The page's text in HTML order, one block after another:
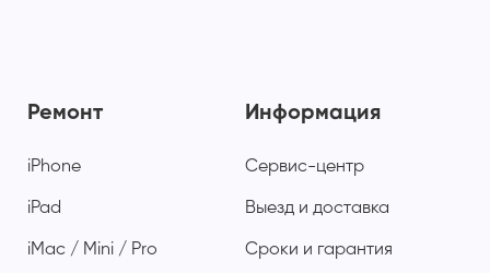
Ремонт
iPhone
iPad
iMac / Mini / Pro
Информация
Сервис-центр
Выезд и доставка
Сроки и гарантия